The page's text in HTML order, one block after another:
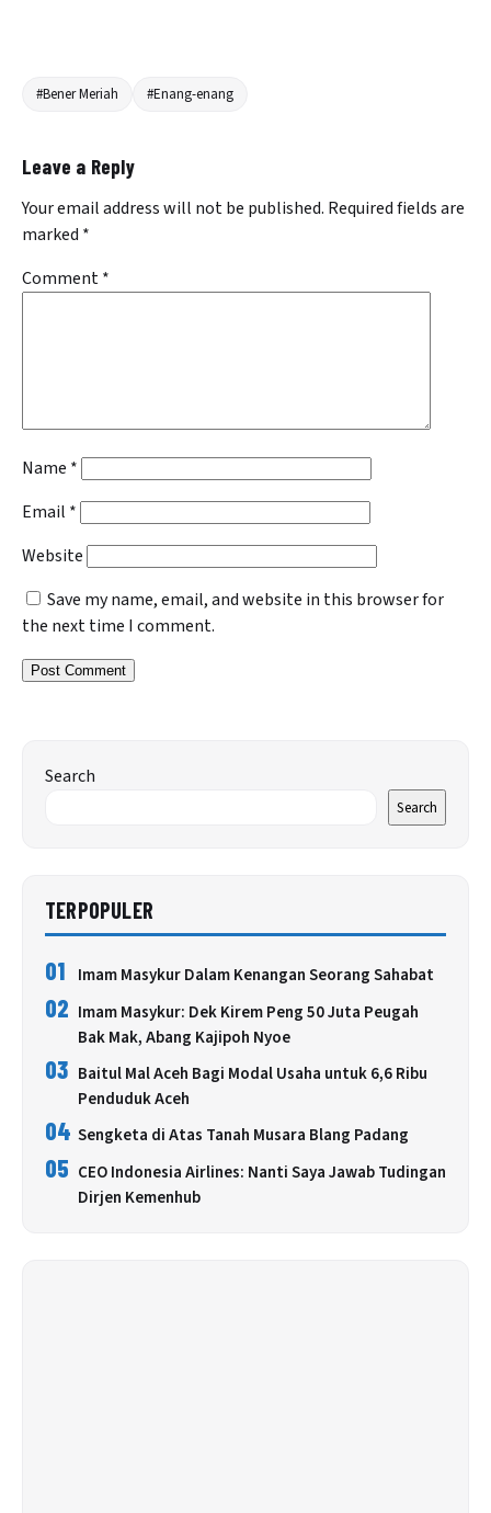
#Bener Meriah #Enang-enang
Leave a Reply
Your email address will not be published. Required fields are
marked *
Comment*
Name *
Email *
Website
Save my name, email, and website in this browser for
the next time I comment.
Search
Search
TERPOPULER
01 Imam Masykur Dalam Kenangan Seorang Sahabat
02 Imam Masykur: Dek Kirem Peng 50 Juta Peugah
Bak Mak, Abang Kajipoh Nyoe
03 Baitul Mal Aceh Bagi Modal Usaha untuk 6,6 Ribu
Penduduk Aceh
04 Sengketa di Atas Tanah Musara Blang Padang
05 CEO Indonesia Airlines: Nanti Saya Jawab Tudingan
Dirjen Kemenhub